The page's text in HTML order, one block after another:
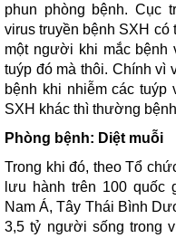
phun phòng bệnh. Cục
virus truyền bệnh SXH có
một người khi mắc
tuýp đó mà thôi. Chính vì
bệnh khi nhiễm các tuýp
SXH khác thì thường
Phòng bệnh: Diệt muỗi
Trong khi đó, theo Tổ
lưu hành trên 100
Nam Á, Tây Thái Bình
3,5 tỷ người sống trong